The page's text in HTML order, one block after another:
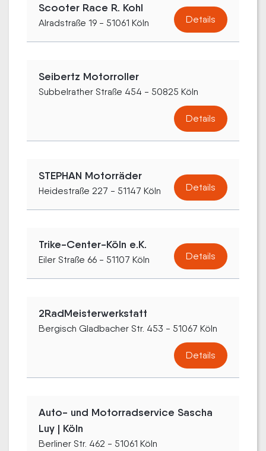
Scooter Race R. Kohl
Alradstraße 19 - 51061 Köln Details
Seibertz Motorroller
Subbelrather Straße 454 - 50825 Köln
Details
STEPHAN Motorräder
Heidestraße 227 - 51147 Köln Details
Trike-Center-Köln e.K.
Eiler Straße 66 - 51107 Köln Details
2RadMeisterwerkstatt
Bergisch Gladbacher Str. 453 - 51067 Köln
Details
Auto- und Motorradservice Sascha
Luy | Köln
Berliner Str. 462 - 51061 Köln